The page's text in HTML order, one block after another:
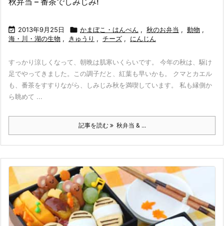
 2013年9月25日  かまぼこ・はんぺん , 秋のお弁当 , 動物 ,
海・川・湖の生物 , きゅうり , チーズ , にんじん
すっかり涼しくなって、朝晩は肌寒いくらいです。 今年の秋は、駆け
足でやってきました。この調子だと、紅葉も早いかも。 クマとカエル
も、番茶をすすりながら、しみじみ秋を満喫しています。 私も縁側か
ら眺めて ...
記事を読む 秋弁当 & ...